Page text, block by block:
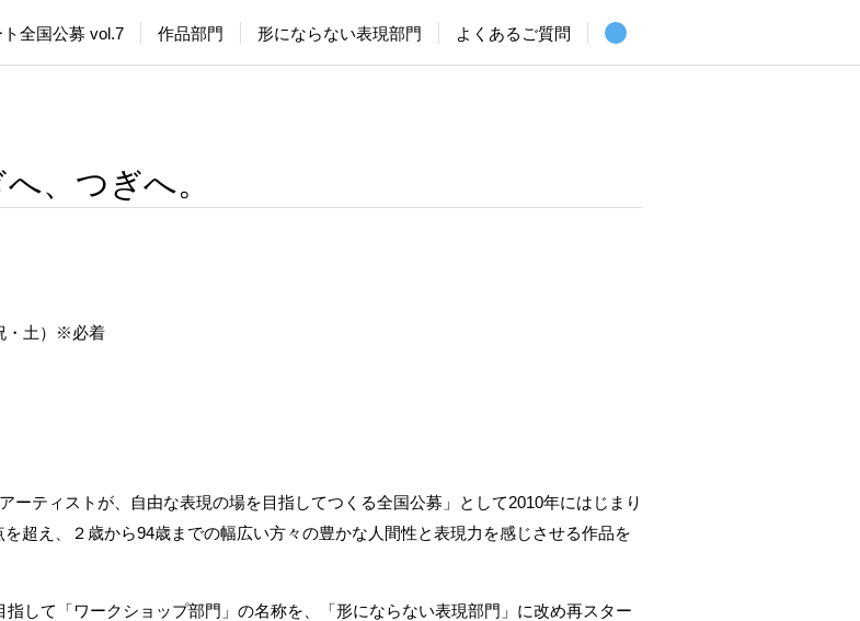
全国公募 vol.7 作品部門 形にならない表現部門 よくあるご質問
twitter
、つぎへ。
・土）※必着
ーティストが、自由な表現の場を目指してつくる全国公募」として2010年にはじまり
超え、２歳から94歳までの幅広い方々の豊かな人間性と表現力を感じさせる作品を
して「ワークショップ部門」の名称を、「形にならない表現部門」に改め再スター